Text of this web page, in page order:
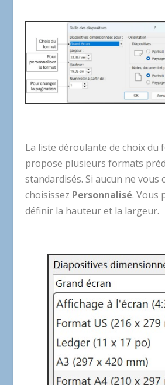
La liste déroulante de choix du
propose plusieurs formats
standardisés. Si aucun ne vous
choisissez Personnalisé. Vous
définir la hauteur et la largeur.